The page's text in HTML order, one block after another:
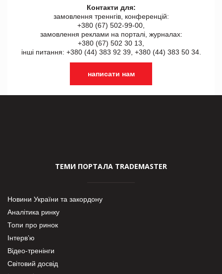
Контакти для:
замовлення треннгів, конференцій:
+380 (67) 502-99-00,
замовлення реклами на порталі, журналах:
+380 (67) 502 30 13,
інші питання: +380 (44) 383 92 39, +380 (44) 383 50 34.
написати нам
ТЕМИ ПОРТАЛА TRADEMASTER
Новини України та закордону
Аналітика ринку
Топи про ринок
Інтерв’ю
Відео-тренінги
Світовий досвід